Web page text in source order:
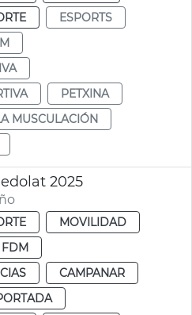
ESPORTS
PETXINA
MUSCULACIÓN
2025
MOVILIDAD
CAMPANAR